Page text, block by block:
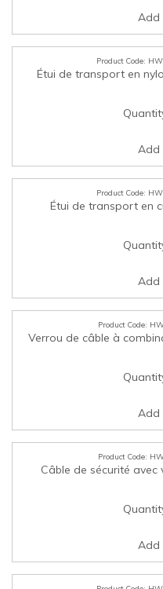
Étui de transport en
Câble de sécurité avec